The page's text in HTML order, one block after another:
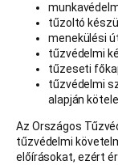
tűzoltó
menekülési
tűzvédelmi
tűzeseti
tűzvédelmi
alapján
Az Országos
tűzvédelmi
előírásokat, ezért